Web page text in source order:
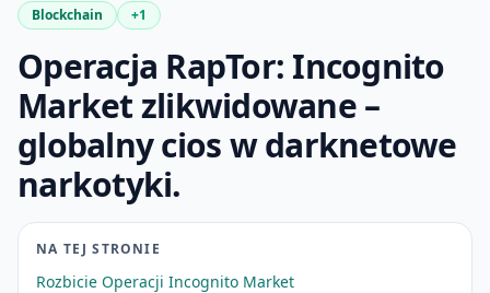
Blockchain
+1
Operacja RapTor: Incognito
Market zlikwidowane –
globalny cios w darknetowe
narkotyki.
NA TEJ STRONIE
Rozbicie Operacji Incognito Market